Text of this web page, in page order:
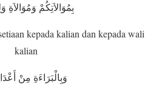
بِمُوَالاَتِكُمْ وَمُوَالاَةِ
kepada kalian dan kepada wali
kalian
وَبِالْبَرَاءَةِ مِنْ